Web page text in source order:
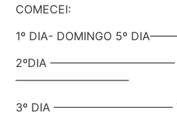
COMECEI:
1º DIA- DOMINGO 5º
2ºDIA ———————————
——————————
3º DIA ——————————–